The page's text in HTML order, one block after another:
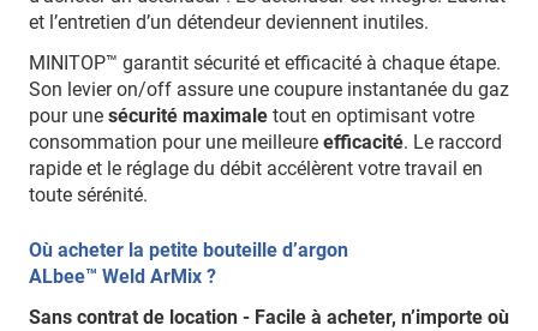
et l’entretien d’un détendeur deviennent inutiles.
MINITOP™ garantit sécurité et efficacité à chaque étape.
Son levier on/off assure une coupure instantanée du gaz
pour une sécurité maximale tout en optimisant votre
consommation pour une meilleure efficacité. Le raccord
rapide et le réglage du débit accélèrent votre travail en
toute sérénité.
Où acheter la petite bouteille d’argon
ALbee™ Weld ArMix ?
Sans contrat de location - Facile à acheter, n’importe où